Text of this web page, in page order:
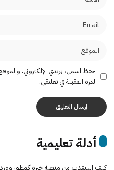
احفظ اسمي، بريدي الإلكتروني،
المرة المقبلة في تعليقي.
أدلة تعليمية
كيف استفدت من منصة خبرة كمطور